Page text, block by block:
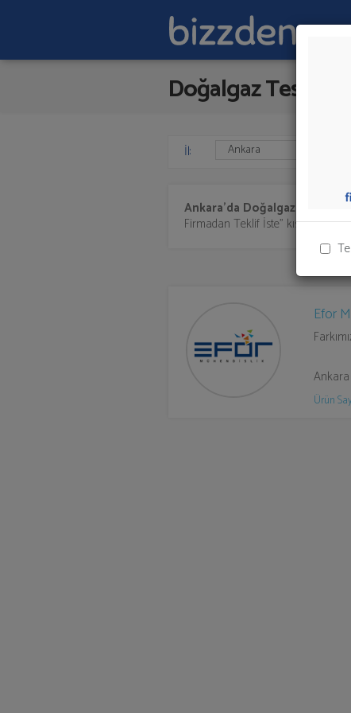
Doğalgaz Tesisatı
İl:
Ankara'da Doğalgaz Tesisatı
Firmadan Teklif İste" kısmından
Efor
Ürün